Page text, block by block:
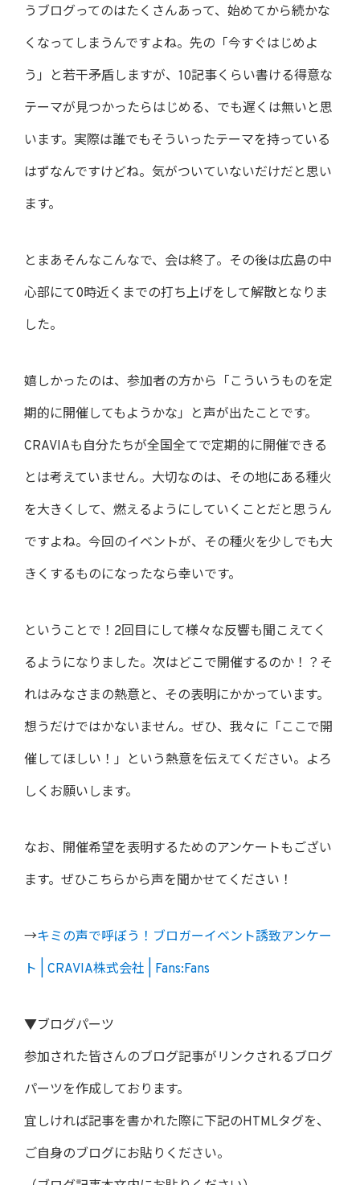
うブログってのはたくさんあって、始めてから続かな
くなってしまうんですよね。先の「今すぐはじめよ
う」と若干矛盾しますが、10記事くらい書ける得意な
テーマが見つかったらはじめる、でも遅くは無いと思
います。実際は誰でもそういったテーマを持っている
はずなんですけどね。気がついていないだけだと思い
ます。
とまあそんなこんなで、会は終了。その後は広島の中
心部にて0時近くまでの打ち上げをして解散となりま
した。
嬉しかったのは、参加者の方から「こういうものを定
期的に開催してもようかな」と声が出たことです。
CRAVIAも自分たちが全国全てで定期的に開催できる
とは考えていません。大切なのは、その地にある種火
を大きくして、燃えるようにしていくことだと思うん
ですよね。今回のイベントが、その種火を少しでも大
きくするものになったなら幸いです。
ということで！2回目にして様々な反響も聞こえてく
るようになりました。次はどこで開催するのか！？そ
れはみなさまの熱意と、その表明にかかっています。
想うだけではかないません。ぜひ、我々に「ここで開
催してほしい！」という熱意を伝えてください。よろ
しくお願いします。
なお、開催希望を表明するためのアンケートもござい
ます。ぜひこちらから声を聞かせてください！
→キミの声で呼ぼう！ブロガーイベント誘致アンケー
ト | CRAVIA株式会社 | Fans:Fans
▼ブログパーツ
参加された皆さんのブログ記事がリンクされるブログ
パーツを作成しております。
宜しければ記事を書かれた際に下記のHTMLタグを、
ご自身のブログにお貼りください。